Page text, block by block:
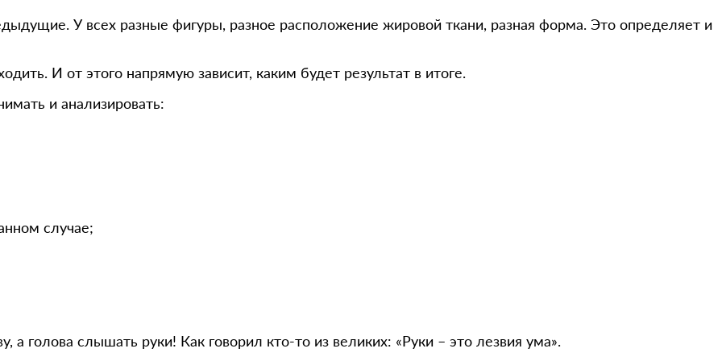
У всех разные фигуры, разное расположение жировой ткани, разная форма. Это определяет и
И от этого напрямую зависит, каким будет результат в итоге.
и анализировать:
случае;
голова слышать руки! Как говорил кто-то из великих: «Руки – это лезвия ума».